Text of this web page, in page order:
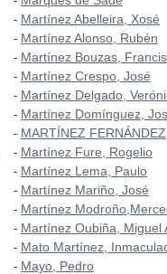
- Martínez Abelleira, Xosé
- Martínez Alonso, Rubén
- Martínez Bouzas,
- Martínez Crespo, José
- Martínez Delgado,
- Martínez Domínguez,
- MARTÍNEZ
- Martínez Fure, Rogelio
- Martínez Lema, Paulo
- Martínez Mariño, José
- Martínez
- Martínez Oubiña, Miguel
- Mato Martínez,
- Mayo, Pedro